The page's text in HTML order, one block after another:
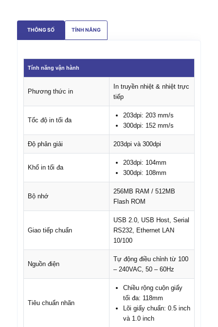
THÔNG SỐ TÍNH NĂNG
Tính năng vận hành
Phương thức in
In truyền nhiệt & nhiệt trực
tiếp
Tốc độ in tối đa
203dpi: 203 mm/s
300dpi: 152 mm/s
Độ phân giải 203dpi và 300dpi
Khổ in tối đa
203dpi: 104mm
300dpi: 108mm
Bộ nhớ
256MB RAM / 512MB
Flash ROM
Giao tiếp chuẩn
USB 2.0, USB Host, Serial
RS232, Ethernet LAN
10/100
Nguồn điện
Tự động điều chỉnh từ 100
– 240VAC, 50 – 60Hz
Tiêu chuẩn nhãn
Chiều rộng cuộn giấy
tối đa: 118mm
Lõi giấy chuẩn: 0.5 inch
và 1.0 inch